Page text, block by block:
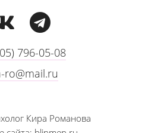
796-05-08
ro@mail.ru
Кира Романова